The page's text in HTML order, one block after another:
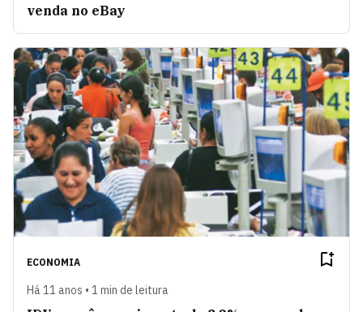
venda no eBay
ECONOMIA
Há 11 anos • 1 min de leitura